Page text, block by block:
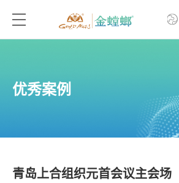
优秀案例
青岛上合组织元首会议主会场